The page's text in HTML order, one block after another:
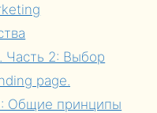
Часть 2: Выбор
page.
Общие принципы